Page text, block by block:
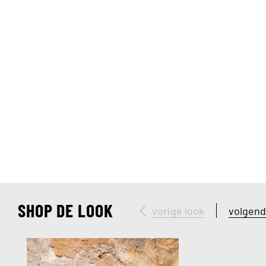
SHOP DE LOOK vorige look